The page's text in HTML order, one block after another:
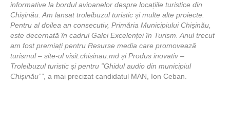
informative la bordul avioanelor despre locațiile turistice din
Chișinău. Am lansat troleibuzul turistic și multe alte proiecte.
Pentru al doilea an consecutiv, Primăria Municipiului Chișinău,
este decernată în cadrul Galei Excelenței în Turism. Anul trecut
am fost premiați pentru Resurse media care promovează
turismul – site-ul visit.chisinau.md și Produs inovativ –
Troleibuzul turistic și pentru ”Ghidul audio din municipiul
Chișinău””, a mai precizat candidatul MAN, Ion Ceban.